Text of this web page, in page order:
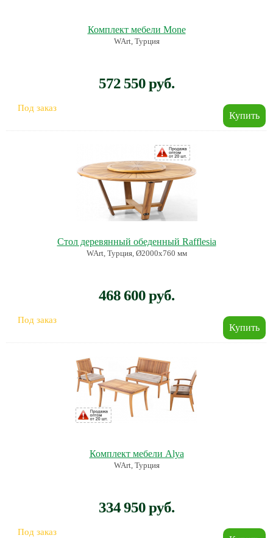
Комплект мебели Mone
WArt, Турция
572 550 руб.
Под заказ
Стол деревянный обеденный Rafflesia
WArt, Турция, Ø2000х760 мм
468 600 руб.
Под заказ
Комплект мебели Alya
WArt, Турция
334 950 руб.
Под заказ